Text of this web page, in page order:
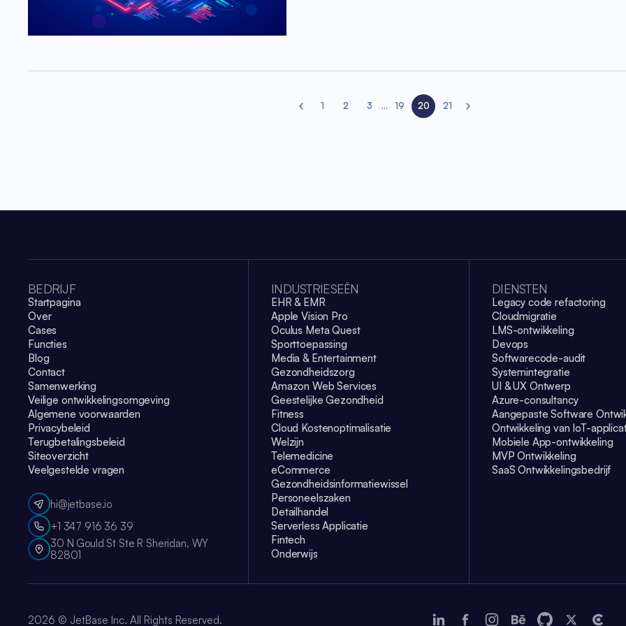
1 2 3 ... 19 20
21
BEDRIJF
Startpagina
Over
Cases
Functies
Blog
Contact
Samenwerking
Veilige ontwikkelingsomgeving
Algemene voorwaarden
Privacybeleid
Terugbetalingsbeleid
Siteoverzicht
Veelgestelde vragen
hi@jetbase.io
+1 347 916 36 39
30 N Gould St Ste R Sheridan, WY
82801
INDUSTRIESEËN
EHR & EMR
Apple Vision Pro
Oculus Meta Quest
Sporttoepassing
Media & Entertainment
Gezondheidszorg
Amazon Web Services
Geestelijke Gezondheid
Fitness
Cloud Kostenoptimalisatie
Welzijn
Telemedicine
eCommerce
Gezondheidsinformatiewissel
Personeelszaken
Detailhandel
Serverless Applicatie
Fintech
Onderwijs
DIENSTEN
Legacy code refactoring
Cloudmigratie
LMS-ontwikkeling
Devops
Softwarecode-audit
Systemintegratie
UI & UX Ontwerp
Azure-consultancy
Aangepaste Software
Ontwikkeling van IoT-
Mobiele App-ontwikkeling
MVP Ontwikkeling
SaaS Ontwikkelingsbedrijf
2026 © JetBase Inc. All Rights Reserved.